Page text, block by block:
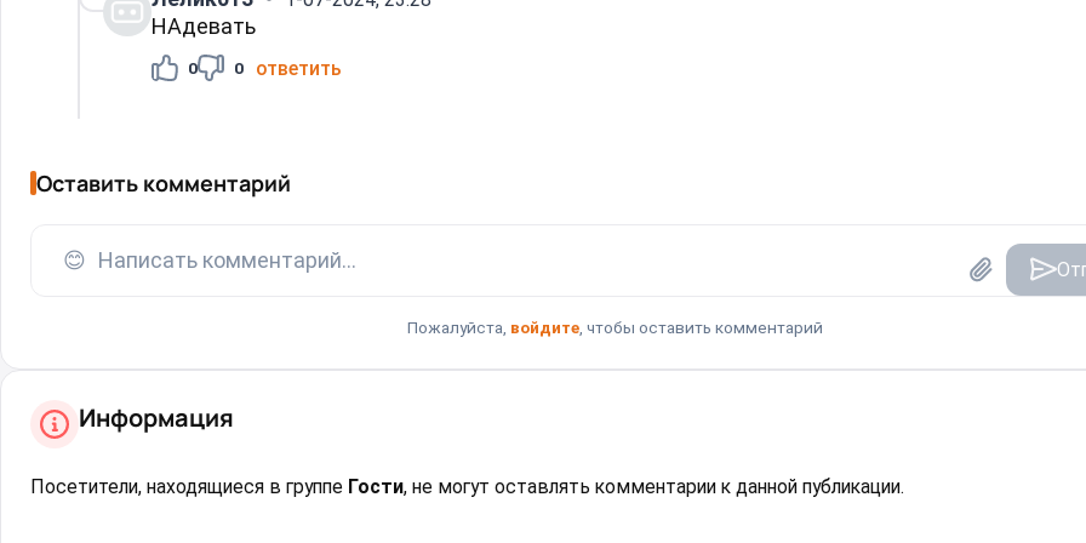
НАдевать
0 0 ответить
Оставить комментарий
😊 Написать комментарий...
Пожалуйста, войдите, чтобы оставить комментарий
Информация
Посетители, находящиеся в группе Гости, не могут оставлять комментарии к данной публикации.